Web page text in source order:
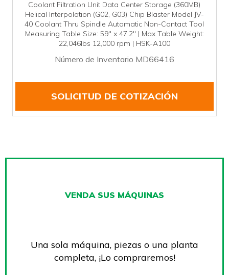
Coolant Filtration Unit Data Center Storage (360MB)
Helical Interpolation (G02, G03) Chip Blaster Model JV-
40 Coolant Thru Spindle Automatic Non-Contact Tool
Measuring Table Size: 59" x 47.2" | Max Table Weight:
22,046lbs 12,000 rpm | HSK-A100
Número de Inventario MD66416
SOLICITUD DE COTIZACIÓN
VENDA SUS MÁQUINAS
Una sola máquina, piezas o una planta
completa, ¡Lo compraremos!